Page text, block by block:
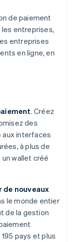
de paiement
entreprises,
entreprises
en ligne, en
. Créez
des
aux interfaces
à plus de
wallet créé
de nouveaux
le monde entier
de la gestion
pays et plus